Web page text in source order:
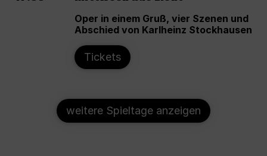
Oper in einem Gruß, vier Szenen und
Abschied von Karlheinz Stockhausen
Tickets
weitere Spieltage anzeigen